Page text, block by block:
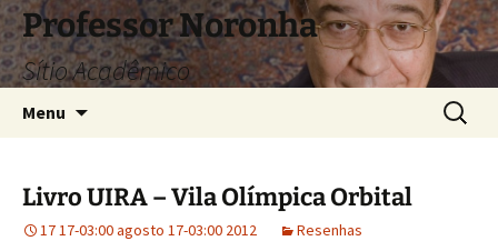
Pular
para
o
conteúdo
Professor Noronha
Sítio Acadêmico
Menu
por:
Livro UIRA – Vila Olímpica Orbital
17 17-03:00 agosto 17-03:00 2012 Resenhas